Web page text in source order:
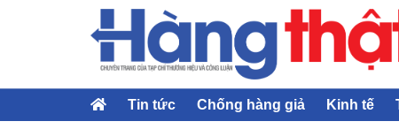
Tin tức Chống hàng giả Kinh tế